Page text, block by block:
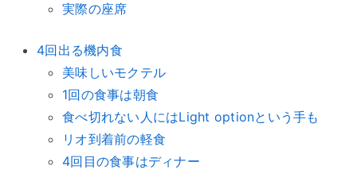
実際の座席
4回出る機内食
美味しいモクテル
1回の食事は朝食
食べ切れない人にはLight optionという手も
リオ到着前の軽食
4回目の食事はディナー